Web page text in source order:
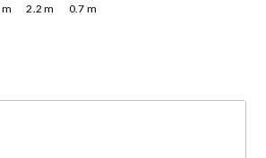
m 2.2 m 0.7 m